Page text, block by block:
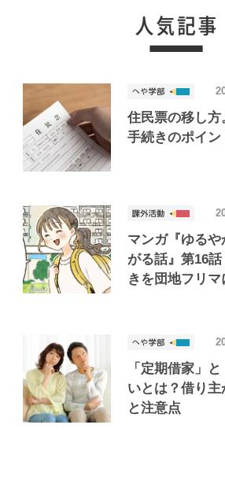
住民票の移し
手続きのポイン
マンガ『ゆる
がる話』第16
きを団地フリマ
「定期借家」
いとは？借り主
と注意点